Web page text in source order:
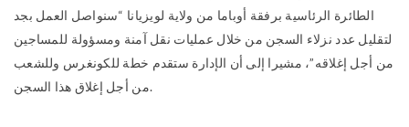
الطائرة الرئاسية برفقة أوباما من ولاية لويزيانا “سنواصل العمل بجد
لتقليل عدد نزلاء السجن من خلال عمليات نقل آمنة ومسؤولة للمساجين
من أجل إغلاقه”، مشيرا إلى أن الإدارة ستقدم خطة للكونغرس وللشعب
من أجل إغلاق هذا السجن.